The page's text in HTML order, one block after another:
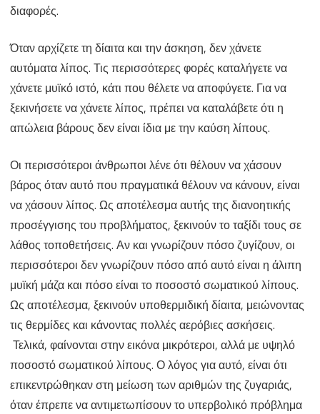
διαφορές.
Όταν αρχίζετε τη δίαιτα και την άσκηση, δεν χάνετε
αυτόματα λίπος. Τις περισσότερες φορές καταλήγετε να
χάνετε μυϊκό ιστό, κάτι που θέλετε να αποφύγετε. Για να
ξεκινήσετε να χάνετε λίπος, πρέπει να καταλάβετε ότι η
απώλεια βάρους δεν είναι ίδια με την καύση λίπους.
Οι περισσότεροι άνθρωποι λένε ότι θέλουν να χάσουν
βάρος όταν αυτό που πραγματικά θέλουν να κάνουν, είναι
να χάσουν λίπος. Ως αποτέλεσμα αυτής της διανοητικής
προσέγγισης του προβλήματος, ξεκινούν το ταξίδι τους σε
λάθος τοποθετήσεις. Αν και γνωρίζουν πόσο ζυγίζουν, οι
περισσότεροι δεν γνωρίζουν πόσο από αυτό είναι η άλιπη
μυϊκή μάζα και πόσο είναι το ποσοστό σωματικού λίπους.
Ως αποτέλεσμα, ξεκινούν υποθερμιδική δίαιτα, μειώνοντας
τις θερμίδες και κάνοντας πολλές αερόβιες ασκήσεις.
Τελικά, φαίνονται στην εικόνα μικρότεροι, αλλά με υψηλό
ποσοστό σωματικού λίπους. Ο λόγος για αυτό, είναι ότι
επικεντρώθηκαν στη μείωση των αριθμών της ζυγαριάς,
όταν έπρεπε να αντιμετωπίσουν το υπερβολικό πρόβλημα